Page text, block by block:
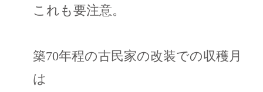
これも要注意。
築70年程の古民家の改装での収穫月
は